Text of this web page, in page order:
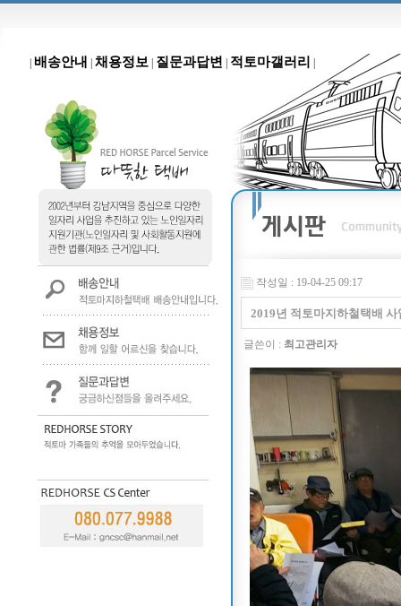
배송안내 채용정보 질문과답변 적토마갤러리
작성일 : 19-04-25 09:17
2019년 적토마지하철택배
글쓴이 : 최고관리자